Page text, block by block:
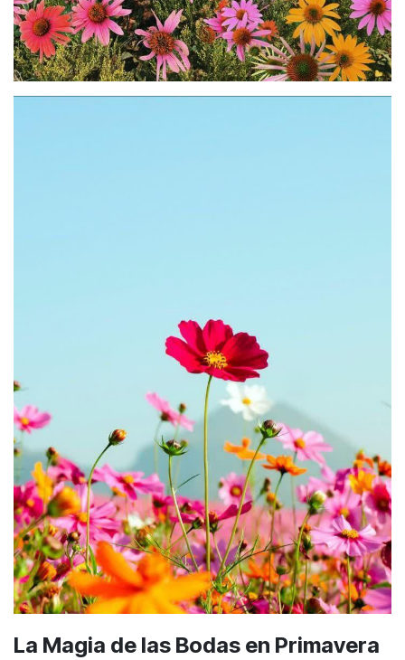
La Magia de las Bodas en Primavera